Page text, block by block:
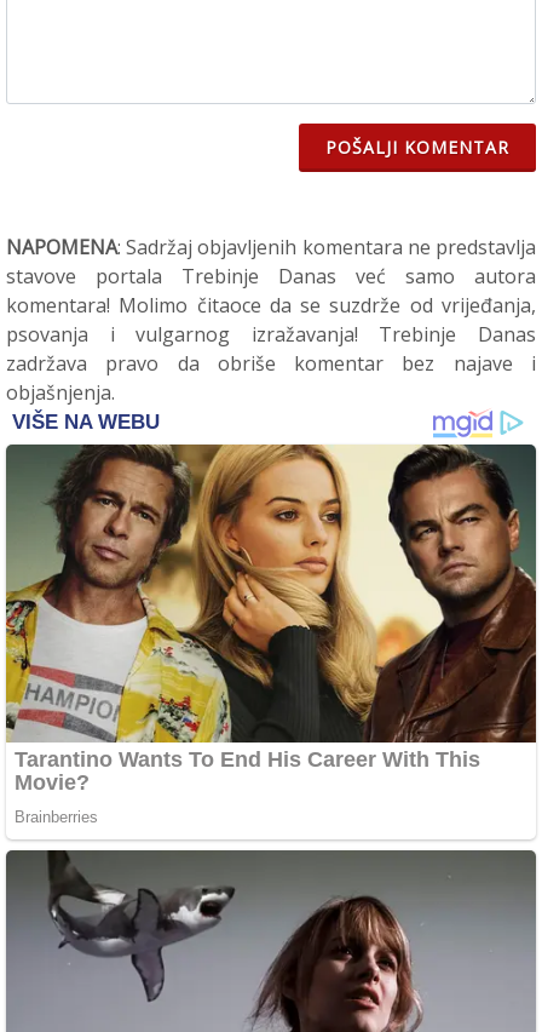
POŠALJI KOMENTAR
NAPOMENA: Sadržaj objavljenih komentara ne predstavlja
stavove portala Trebinje Danas već samo autora
komentara! Molimo čitaoce da se suzdrže od vrijeđanja,
psovanja i vulgarnog izražavanja! Trebinje Danas
zadržava pravo da obriše komentar bez najave i
objašnjenja.